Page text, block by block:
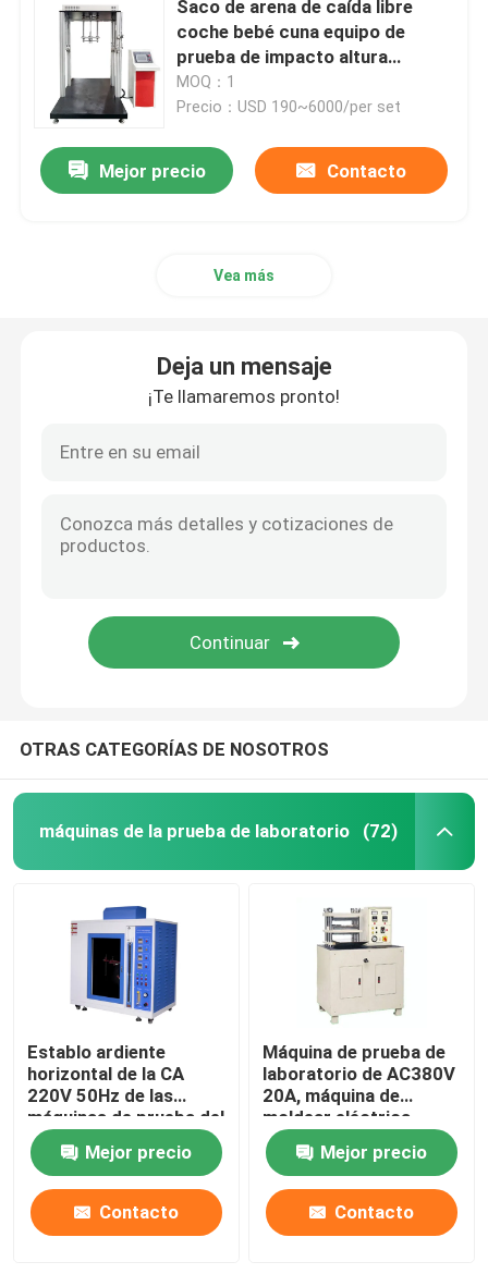
Equipo de prueba de cuero
equipo de prueba de la materia textil
Equipo de prueba del calzado
Probador de cochecito
Aires acondicionados de la fábrica
Aires acondicionados de la bodega
Saco de arena de caída libre
coche bebé cuna equipo de
prueba de impacto altura
ajustable de impacto 25 ~
250mm LCD pantalla táctil
MOQ：1
Precio：USD 190~6000/per set
Mejor precio Contacto
Vea más
Deja un mensaje
¡Te llamaremos pronto!
OTRAS CATEGORÍAS DE NOSOTROS
máquinas de la prueba de laboratorio (72)
Establo ardiente
horizontal de la CA
220V 50Hz de las
máquinas de prueba del
laboratorio
Mejor precio
Contacto
Máquina de prueba de
laboratorio de AC380V
20A, máquina de
moldear eléctrica
durable más del azufre
Mejor precio
Contacto